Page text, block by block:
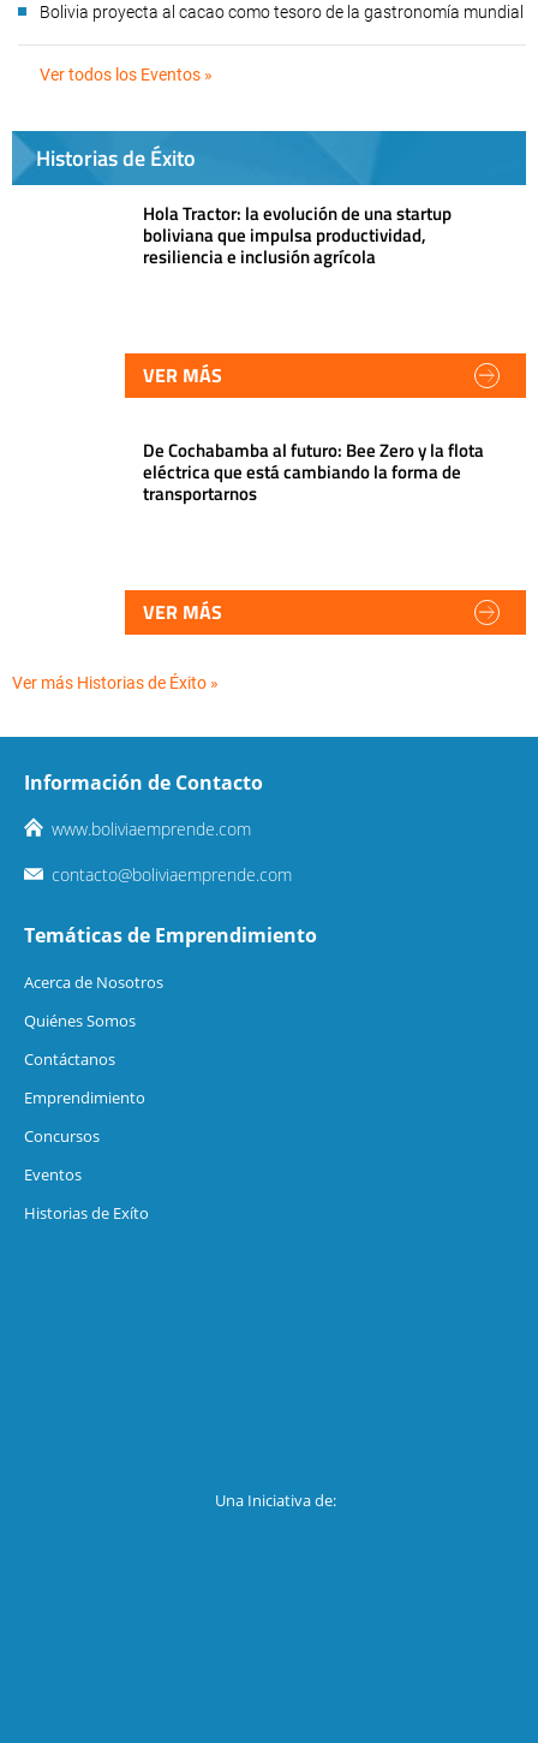
Bolivia proyecta al cacao como tesoro de la gastronomía mundial
Ver todos los Eventos »
Historias de Éxito
Hola Tractor: la evolución de una startup
boliviana que impulsa productividad,
resiliencia e inclusión agrícola
VER MÁS
De Cochabamba al futuro: Bee Zero y la flota
eléctrica que está cambiando la forma de
transportarnos
VER MÁS
Ver más Historias de Éxito »
Información de Contacto
www.boliviaemprende.com
contacto@boliviaemprende.com
Temáticas de Emprendimiento
Acerca de Nosotros
Quiénes Somos
Contáctanos
Emprendimiento
Concursos
Eventos
Historias de Exíto
Una Iniciativa de: